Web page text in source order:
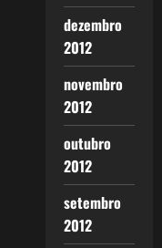
dezembro
2012
novembro
2012
outubro
2012
setembro
2012